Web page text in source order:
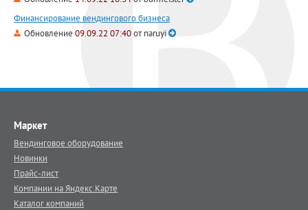
Финансирование вендингового бизнеса
Обновление 09.09.22 07:40отnaruyi
Маркет
Вендинговое оборудование
Новинки
Прайс-лист
Компании на Яндекс.Карте
Каталог компаний